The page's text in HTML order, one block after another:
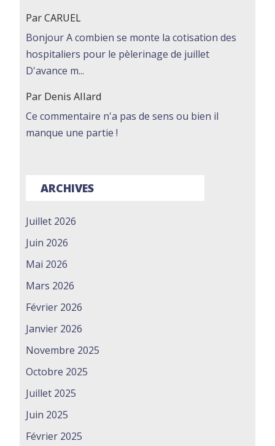
Par CARUEL
Bonjour A combien se monte la cotisation des
hospitaliers pour le pèlerinage de juillet
D'avance m...
Par Denis Allard
Ce commentaire n'a pas de sens ou bien il
manque une partie !
ARCHIVES
Juillet 2026
Juin 2026
Mai 2026
Mars 2026
Février 2026
Janvier 2026
Novembre 2025
Octobre 2025
Juillet 2025
Juin 2025
Février 2025